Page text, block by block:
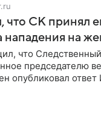
СК принял
нападения на
что
председателю
опубликовал